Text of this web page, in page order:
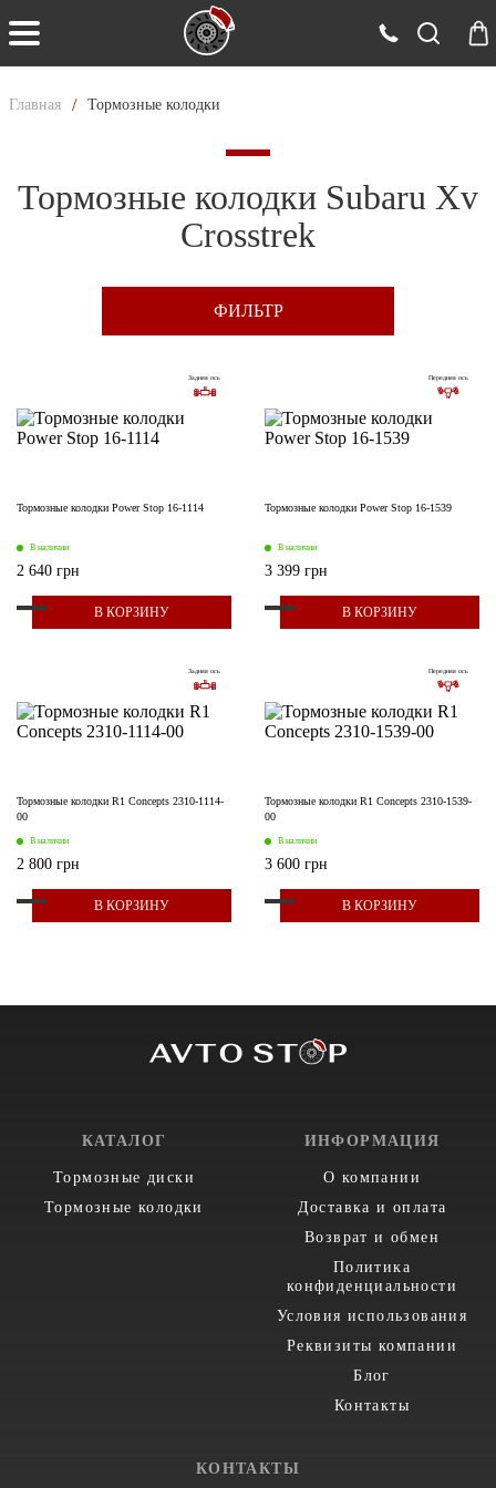
Главная / Тормозные колодки
Тормозные колодки Subaru Xv
Crosstrek
ФИЛЬТР
Задняя ось
Тормозные колодки Power Stop 16-1114
В наличии
2 640 грн
В КОРЗИНУ
Передняя ось
Тормозные колодки Power Stop 16-1539
В наличии
3 399 грн
В КОРЗИНУ
Задняя ось
Тормозные колодки R1 Concepts 2310-1114-
00
В наличии
2 800 грн
В КОРЗИНУ
Передняя ось
Тормозные колодки R1 Concepts 2310-1539-
00
В наличии
3 600 грн
В КОРЗИНУ
КАТАЛОГ
Тормозные диски
Тормозные колодки
ИНФОРМАЦИЯ
О компании
Доставка и оплата
Возврат и обмен
Политика
конфиденциальности
Условия использования
Реквизиты компании
Блог
Контакты
КОНТАКТЫ